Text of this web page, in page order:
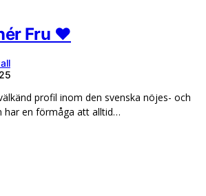
Fru ❤️
profil inom den svenska nöjes- och
har en förmåga att alltid…